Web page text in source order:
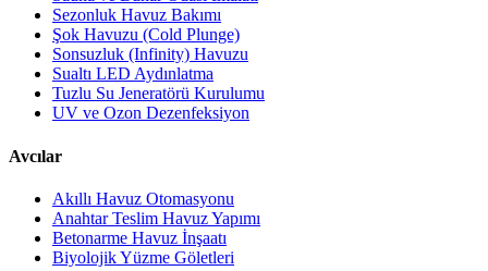
Sezonluk Havuz Bakımı
Şok Havuzu (Cold Plunge)
Sonsuzluk (Infinity) Havuzu
Sualtı LED Aydınlatma
Tuzlu Su Jeneratörü Kurulumu
UV ve Ozon Dezenfeksiyon
Avcılar
Akıllı Havuz Otomasyonu
Anahtar Teslim Havuz Yapımı
Betonarme Havuz İnşaatı
Biyolojik Yüzme Göletleri